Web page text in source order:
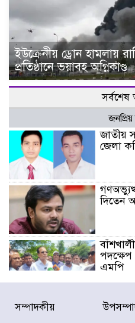
ইউক্রেনীয় ড্রোন হামলায়
প্রতিষ্ঠানে ভয়াবহ অগ্নিকাণ্ড
জাতীয়
জেলা
দিতেন
এমপি
বিদ্যুৎ-
চেষ্টা
সম্পাদকীয়